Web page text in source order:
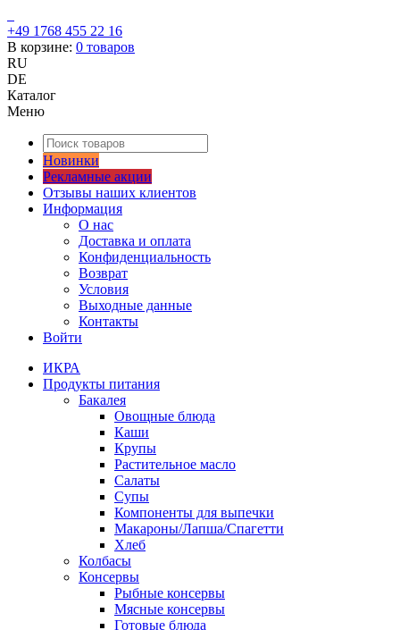
+49 1768 455 22 16
В корзине: 0 товаров
RU
DE
Каталог
Меню
Новинки
Рекламные акции
Отзывы наших клиентов
Информация
О нас
Доставка и оплата
Конфиденциальность
Возврат
Условия
Выходные данные
Контакты
Войти
ИКРА
Продукты питания
Бакалея
Овощные блюда
Каши
Крупы
Растительное масло
Салаты
Супы
Компоненты для выпечки
Макароны/Лапша/Спагетти
Хлеб
Колбасы
Консервы
Рыбные консервы
Мясные консервы
Готовые блюда